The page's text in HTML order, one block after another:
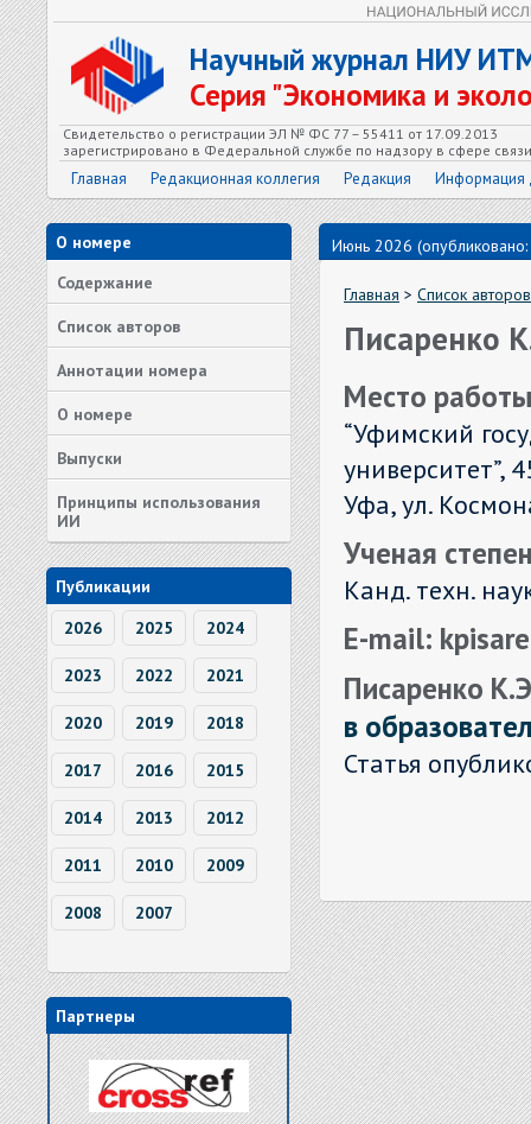
Научный журнал НИУ
Серия "Экономика и
Свидетельство о регистрации ЭЛ № ФС 77 – 55411 от 17.09.2013
зарегистрировано в Федеральной службе по надзору в сфере
Главная Редакционная коллегия Редакция Информация
О номере
Содержание
Список авторов
Аннотации номера
О номере
Выпуски
Принципы использования
ИИ
Публикации
2026
2025 2024
2023 2022 2021
2020 2019 2018
2017 2016 2015
2014 2013 2012
2011 2010 2009
2008 2007
Партнеры
Июнь 2026
Главная > Список авторов
Писаренко
Место
“Уфимский
университет”,
Уфа, ул.
Ученая
Канд. техн.
E-mail:
Писаренко
в
Статья